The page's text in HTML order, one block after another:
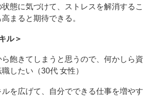
態に気づけて、ストレスを解消するこ
まると期待できる。
ル＞
ら飽きてしまうと思うので、何かしら資
したい（30代 女性）
ルを広げて、自分でできる仕事を増やす